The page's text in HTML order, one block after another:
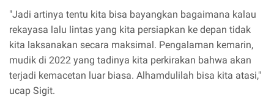
"Jadi artinya tentu kita bisa bayangkan bagaimana kalau
rekayasa lalu lintas yang kita persiapkan ke depan tidak
kita laksanakan secara maksimal. Pengalaman kemarin,
mudik di 2022 yang tadinya kita perkirakan bahwa akan
terjadi kemacetan luar biasa. Alhamdulilah bisa kita atasi,"
ucap Sigit.